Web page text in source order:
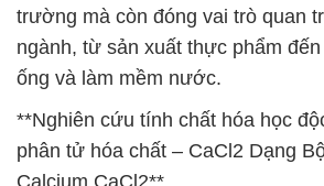
trường mà còn đóng vai trò quan
ngành, từ sản xuất thực phẩm
ống và làm mềm nước.
**Nghiên cứu tính chất hóa học
phân tử hóa chất – CaCl2 Dạng
Calcium CaCl2**